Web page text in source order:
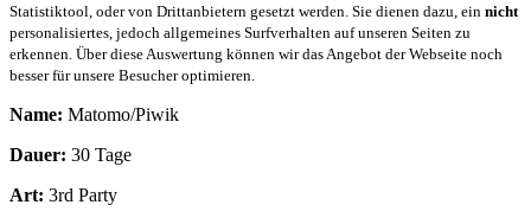
Statistiktool, oder von Drittanbietern gesetzt werden. Sie dienen dazu, ein nicht
personalisiertes, jedoch allgemeines Surfverhalten auf unseren Seiten zu
erkennen. Über diese Auswertung können wir das Angebot der Webseite noch
besser für unsere Besucher optimieren.
Name: Matomo/Piwik
Dauer: 30 Tage
Art: 3rd Party